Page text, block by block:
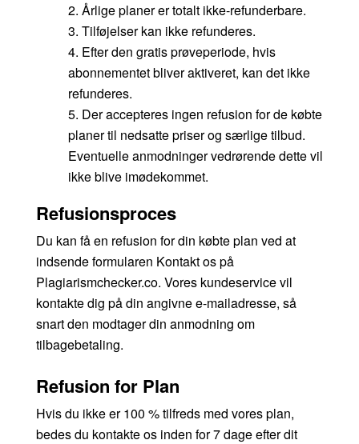
2. Årlige planer er totalt ikke-refunderbare.
3. Tilføjelser kan ikke refunderes.
4. Efter den gratis prøveperiode, hvis
abonnementet bliver aktiveret, kan det ikke
refunderes.
5. Der accepteres ingen refusion for de købte
planer til nedsatte priser og særlige tilbud.
Eventuelle anmodninger vedrørende dette vil
ikke blive imødekommet.
Refusionsproces
Du kan få en refusion for din købte plan ved at
indsende formularen Kontakt os på
Plagiarismchecker.co. Vores kundeservice vil
kontakte dig på din angivne e-mailadresse, så
snart den modtager din anmodning om
tilbagebetaling.
Refusion for Plan
Hvis du ikke er 100 % tilfreds med vores plan,
bedes du kontakte os inden for 7 dage efter dit